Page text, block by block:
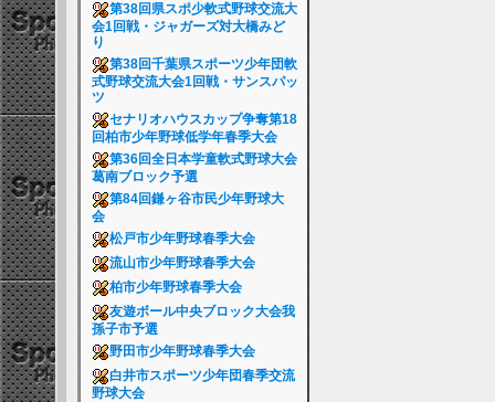
第38回県スポ少軟式野球交流大
会1回戦・ジャガーズ対大橋みど
り
第38回千葉県スポーツ少年団軟
式野球交流大会1回戦・サンスパッ
ツ
セナリオハウスカップ争奪第18
回柏市少年野球低学年春季大会
第36回全日本学童軟式野球大会
葛南ブロック予選
第84回鎌ヶ谷市民少年野球大
会
松戸市少年野球春季大会
流山市少年野球春季大会
柏市少年野球春季大会
友遊ボール中央ブロック大会我
孫子市予選
野田市少年野球春季大会
白井市スポーツ少年団春季交流
野球大会